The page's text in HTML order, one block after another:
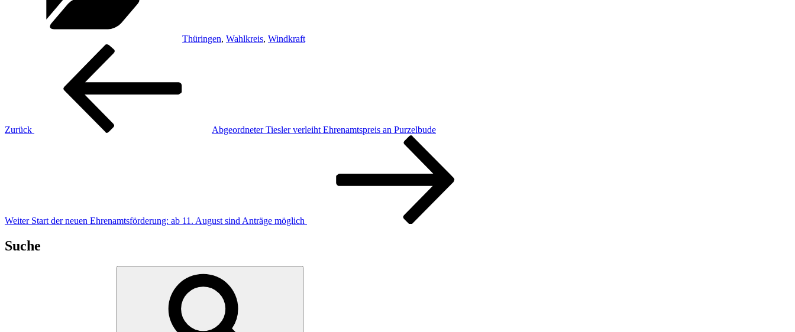
Thüringen, Wahlkreis, Windkraft
Beitragsnavigation
Zurück
Abgeordneter Tiesler verleiht Ehrenamtspreis an Purzelbude
Weiter Start der neuen Ehrenamtsförderung: ab 11. August sind Anträge möglich
Suche